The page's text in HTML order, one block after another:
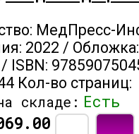
МедПресс-
2022 /
ISBN:
Кол-во страниц:
складе: Есть